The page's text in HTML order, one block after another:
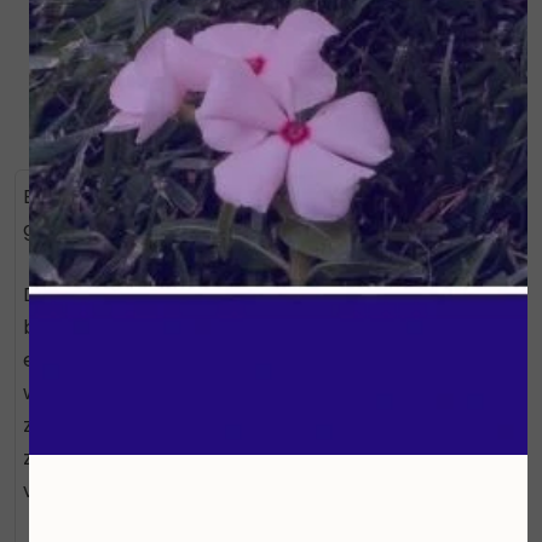
Bekijken Bekijken
Bevordert de doorbloeding en zorgt voor spieren en
gewrichten.
De Fresh Gel bevordert de doorbloeding. De
bloedcirculatie zorgt ervoor dat zuurstof in spieren
en gewrichten gebracht wordt en dat afvalstoffen
worden afgevoerd. Een betere doorbloeding kan
zorgen voor een pijn verlichtend gevoel. Fresh Gel
zorgt tevens voor het behoud van een sterke
vaatwand en soepelere gewrichten.